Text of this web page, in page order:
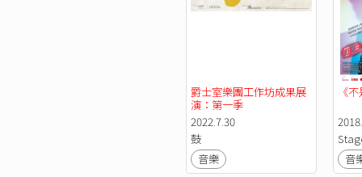
爵士室樂團工作坊成果展
演：第一季
2022.7.30
鼓
音樂
《
音